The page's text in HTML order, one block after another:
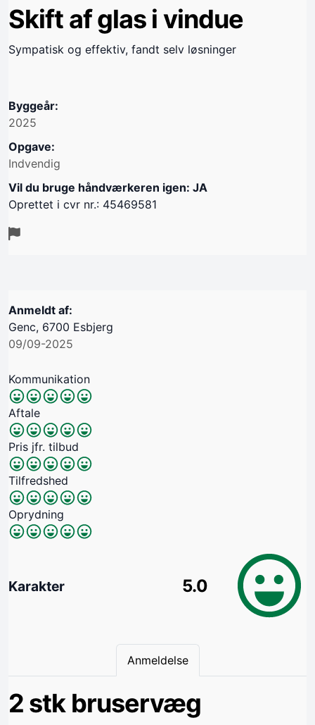
Skift af glas i vindue
Sympatisk og effektiv, fandt selv løsninger
Byggeår:
2025
Opgave:
Indvendig
Vil du bruge håndværkeren igen: JA
Oprettet i cvr nr.: 45469581
Anmeldt af:
Genc, 6700 Esbjerg
09/09-2025
Kommunikation
Aftale
Pris jfr. tilbud
Tilfredshed
Oprydning
Karakter 5.0
Anmeldelse
2 stk bruservæg